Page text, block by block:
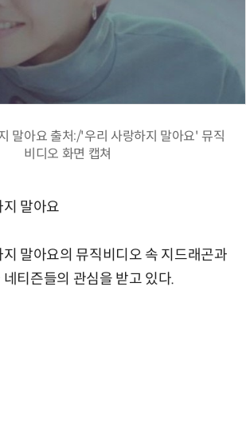
말아요 출처:/'우리 사랑하지 말아요' 뮤직
비디오 화면 캡쳐
말아요
말아요의 뮤직비디오 속 지드래곤과
티즌들의 관심을 받고 있다.